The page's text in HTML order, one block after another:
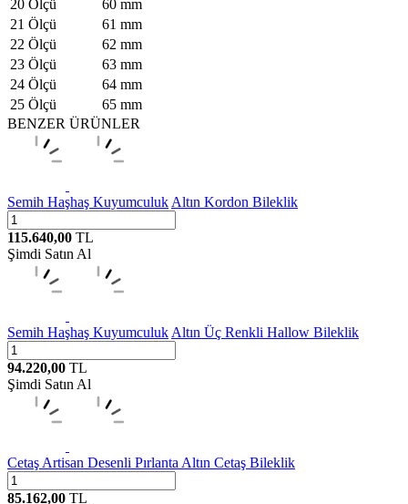
20 Ölçü
60 mm
21 Ölçü
61 mm
22 Ölçü
62 mm
23 Ölçü
63 mm
24 Ölçü
64 mm
25 Ölçü
65 mm
BENZER ÜRÜNLER
Semih Haşhaş Kuyumculuk Altın Kordon Bileklik
115.640,00 TL
Şimdi Satın Al
Semih Haşhaş Kuyumculuk Altın Üç Renkli Hallow Bileklik
94.220,00 TL
Şimdi Satın Al
Cetaş Artisan Desenli Pırlanta Altın Cetaş Bileklik
85.162,00 TL